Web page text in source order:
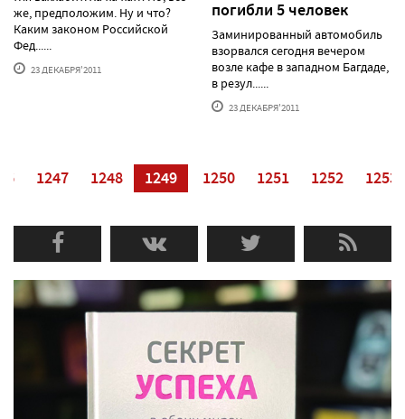
же, предположим. Ну и что?
Каким законом Российской
Фед......
23 ДЕКАБРЯ'2011
погибли 5 человек
Заминированный автомобиль
взорвался сегодня вечером
возле кафе в западном Багдаде,
в резул......
23 ДЕКАБРЯ'2011
1247 1248 1249 1250 1251 1252 1253